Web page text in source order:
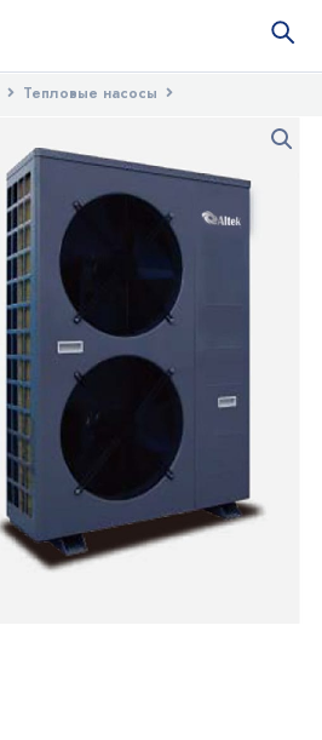
Тепловые насосы
Тепловой насос Altek Split inverter